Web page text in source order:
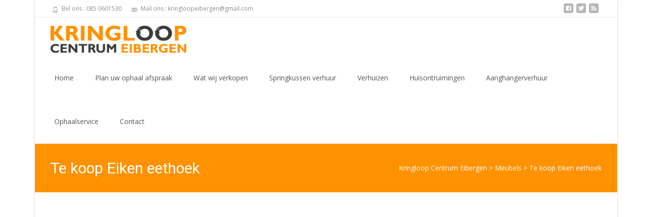
Bel ons : 085 0601530 Mail ons : kringloopeibergen@gmail.com
Home Plan uw ophaal afspraak Wat wij verkopen Springkussen verhuur Verhuizen Huisontruimingen Aanghangerverhuur
Ophaalservice Contact
Te koop Eiken eethoek Kringloop Centrum Eibergen > Meubels > Te koop Eiken eethoek